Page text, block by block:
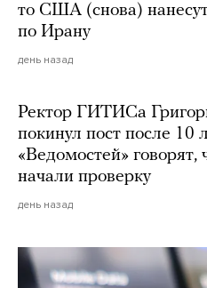
то США (снова)
по Ирану
день назад
Ректор ГИТИСа
покинул пост после 10
«Ведомостей» говорят,
начали проверку
день назад